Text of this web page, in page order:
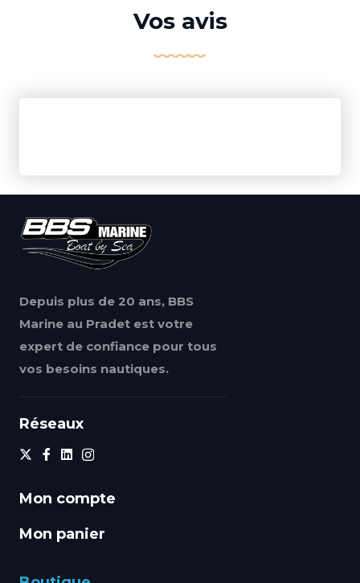
Vos avis
Depuis plus de 20 ans, BBS
Marine au Pradet est votre
expert de confiance pour tous
vos besoins nautiques.
Réseaux
Mon compte
Mon panier